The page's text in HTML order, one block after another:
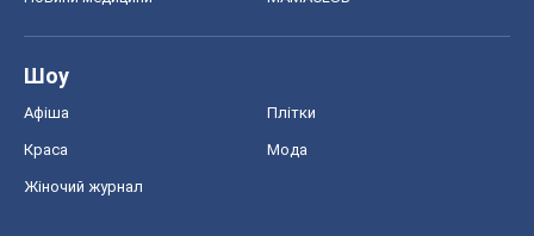
Шоу
Афіша Плітки
Краса Мода
Жіночий журнал